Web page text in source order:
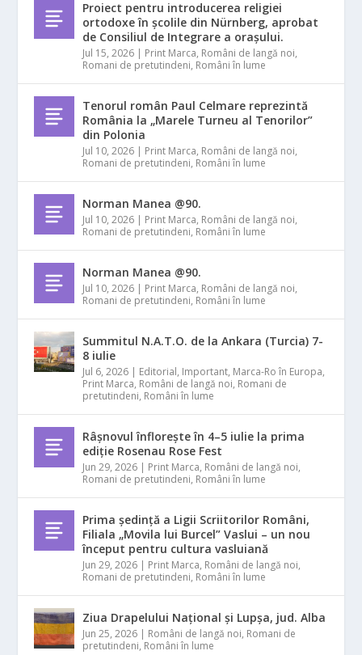
Proiect pentru introducerea religiei
ortodoxe în școlile din Nürnberg, aprobat
de Consiliul de Integrare a orașului.
Jul 15, 2026 | Print Marca, Români de langă noi,
Romani de pretutindeni, Români în lume
Tenorul român Paul Celmare reprezintă
România la „Marele Turneu al Tenorilor”
din Polonia
Jul 10, 2026 | Print Marca, Români de langă noi,
Romani de pretutindeni, Români în lume
Norman Manea @90.
Jul 10, 2026 | Print Marca, Români de langă noi,
Romani de pretutindeni, Români în lume
Norman Manea @90.
Jul 10, 2026 | Print Marca, Români de langă noi,
Romani de pretutindeni, Români în lume
Summitul N.A.T.O. de la Ankara (Turcia) 7-
8 iulie
Jul 6, 2026 | Editorial, Important, Marca-Ro în Europa,
Print Marca, Români de langă noi, Romani de
pretutindeni, Români în lume
Râșnovul înflorește în 4–5 iulie la prima
ediție Rosenau Rose Fest
Jun 29, 2026 | Print Marca, Români de langă noi,
Romani de pretutindeni, Români în lume
Prima ședință a Ligii Scriitorilor Români,
Filiala „Movila lui Burcel” Vaslui – un nou
început pentru cultura vasluiană
Jun 29, 2026 | Print Marca, Români de langă noi,
Romani de pretutindeni, Români în lume
Ziua Drapelului Național și Lupșa, jud. Alba
Jun 25, 2026 | Români de langă noi, Romani de
pretutindeni, Români în lume